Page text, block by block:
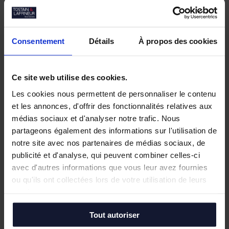
Consentement Détails À propos des cookies
Ce site web utilise des cookies.
Les cookies nous permettent de personnaliser le contenu
et les annonces, d'offrir des fonctionnalités relatives aux
médias sociaux et d'analyser notre trafic. Nous
partageons également des informations sur l'utilisation de
notre site avec nos partenaires de médias sociaux, de
publicité et d'analyse, qui peuvent combiner celles-ci
avec d'autres informations que vous leur avez fournies
ou qu'ils ont collectées lors de votre utilisation de leurs
Tout autoriser
Nos biens similaires